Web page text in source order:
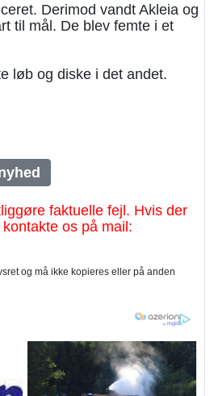
Derimod vandt Akleia og
til mål. De blev femte i et
løb og diske i det andet.
faktuelle fejl. Hvis der
os på mail:
og må ikke kopieres eller på anden